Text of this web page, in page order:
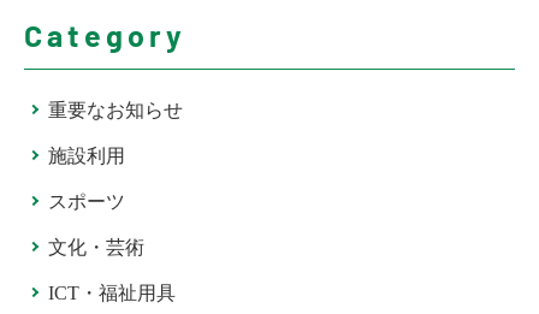
Category
重要なお知らせ
施設利用
スポーツ
文化・芸術
ICT・福祉用具